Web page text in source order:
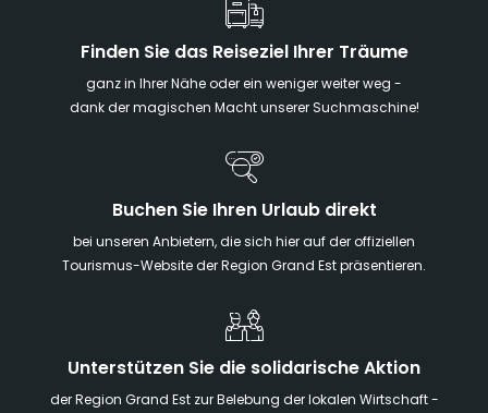
Finden Sie das Reiseziel Ihrer Träume
ganz in Ihrer Nähe oder ein weniger weiter weg -
dank der magischen Macht unserer Suchmaschine!
Buchen Sie Ihren Urlaub direkt
bei unseren Anbietern, die sich hier auf der offiziellen
Tourismus-Website der Region Grand Est präsentieren.
Unterstützen Sie die solidarische Aktion
der Region Grand Est zur Belebung der lokalen Wirtschaft -